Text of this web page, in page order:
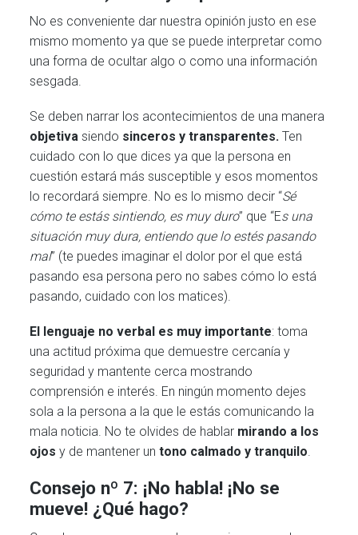
No es conveniente dar nuestra opinión justo en ese
mismo momento ya que se puede interpretar como
una forma de ocultar algo o como una información
sesgada.
Se deben narrar los acontecimientos de una manera
objetiva siendo sinceros y transparentes. Ten
cuidado con lo que dices ya que la persona en
cuestión estará más susceptible y esos momentos
lo recordará siempre. No es lo mismo decir “Sé
cómo te estás sintiendo, es muy duro” que “Es una
situación muy dura, entiendo que lo estés pasando
mal” (te puedes imaginar el dolor por el que está
pasando esa persona pero no sabes cómo lo está
pasando, cuidado con los matices).
El lenguaje no verbal es muy importante: toma
una actitud próxima que demuestre cercanía y
seguridad y mantente cerca mostrando
comprensión e interés. En ningún momento dejes
sola a la persona a la que le estás comunicando la
mala noticia. No te olvides de hablar mirando a los
ojos y de mantener untono calmado y tranquilo.
Consejo nº 7: ¡No habla! ¡No se
mueve! ¿Qué hago?